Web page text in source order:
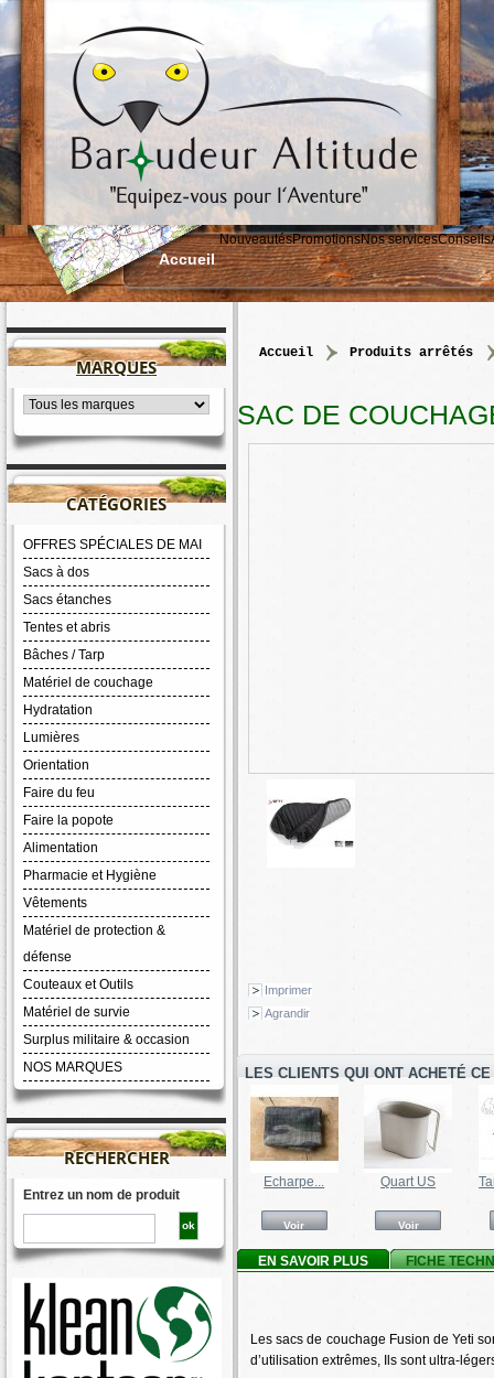
Accueil
NouveautésPromotionsNos servicesConseils
MARQUES
CATÉGORIES
OFFRES SPÉCIALES DE MAI
Sacs à dos
Sacs étanches
Tentes et abris
Bâches / Tarp
Matériel de couchage
Hydratation
Lumières
Orientation
Faire du feu
Faire la popote
Alimentation
Pharmacie et Hygiène
Vêtements
Matériel de protection &
défense
Couteaux et Outils
Matériel de survie
Surplus militaire & occasion
NOS MARQUES
RECHERCHER
Entrez un nom de produit
accueil > produits arrêtés
SAC DE
Imprimer
Agrandir
LES CLIENTS QUI ONT ACHETÉ
Echarpe...
Voir
Quart US
Voir
EN SAVOIR PLUS FICHE
Les sacs de couchage Fusion de Yeti
d’utilisation extrêmes, Ils sont ultra-